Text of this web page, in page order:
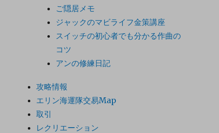
ご隠居メモ
ジャックのマビライフ金策講座
スイッチの初心者でも分かる作曲の
コツ
アンの修練日記
攻略情報
エリン海運隊交易Map
取引
レクリエーション